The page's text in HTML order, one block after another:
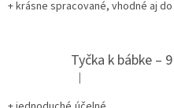
+ krásne spracované, vhodné aj
Tyčka k bábke –
Hodnotenie produktu
|